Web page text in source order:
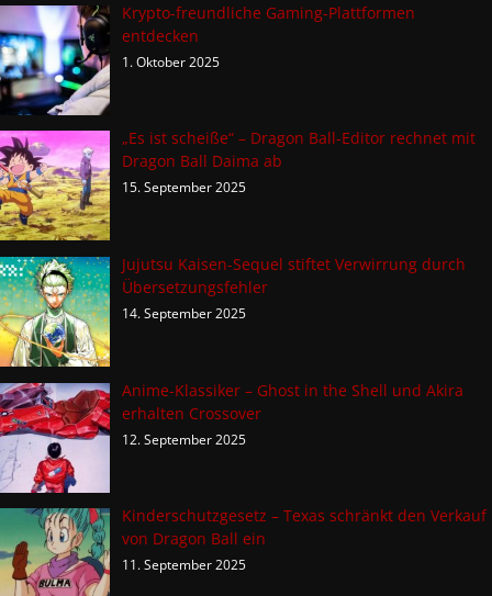
Krypto-freundliche Gaming-Plattformen
entdecken
1. Oktober 2025
„Es ist scheiße“ – Dragon Ball-Editor rechnet mit
Dragon Ball Daima ab
15. September 2025
Jujutsu Kaisen-Sequel stiftet Verwirrung durch
Übersetzungsfehler
14. September 2025
Anime-Klassiker – Ghost in the Shell und Akira
erhalten Crossover
12. September 2025
Kinderschutzgesetz – Texas schränkt den Verkauf
von Dragon Ball ein
11. September 2025